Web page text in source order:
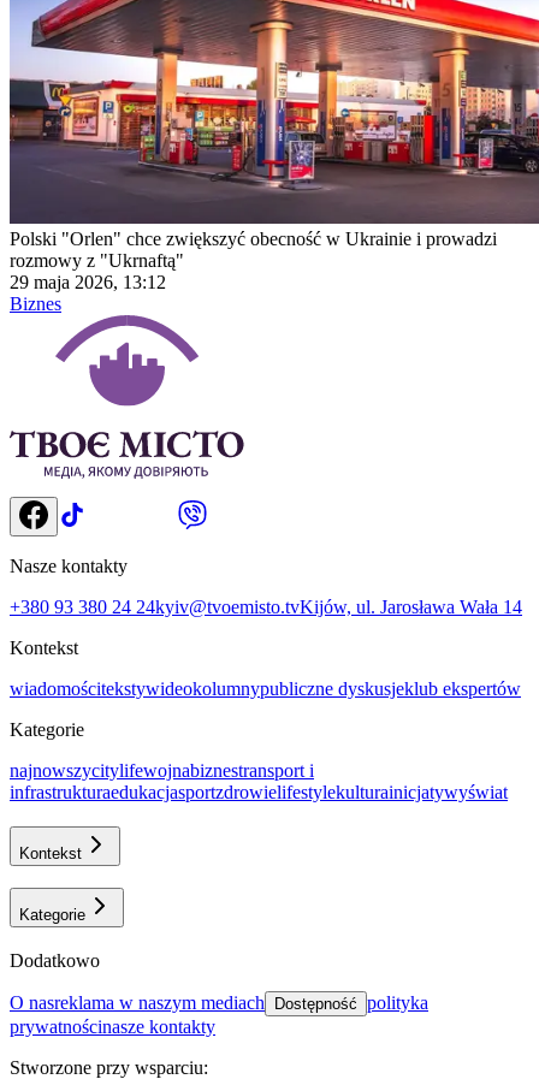
Polski "Orlen" chce zwiększyć obecność w Ukrainie i prowadzi
rozmowy z "Ukrnaftą"
29 maja 2026, 13:12
Biznes
Nasze kontakty
+380 93 380 24 24kyiv@tvoemisto.tvKijów, ul. Jarosława Wała 14
Kontekst
wiadomościtekstywideokolumnypubliczne dyskusjeklub ekspertów
Kategorie
najnowszycitylifewojnabiznestransport i
infrastrukturaеdukacjasportzdrowielifestylekulturainicjatywyświat
Kontekst
Kategorie
Dodatkowo
o nasreklama w naszym mediach Dostępność polityka
prywatnościnasze kontakty
Stworzone przy wsparciu: